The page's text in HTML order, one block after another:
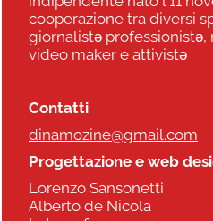
cooperazione tra diversi
giornalistə professionistə,
video maker e attivistə
Contatti
dinamozine@gmail.com
Progettazione e web
Lorenzo Sansonetti
Alberto de Nicola